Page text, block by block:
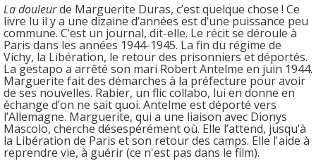
La douleurde Marguerite Duras, c’est quelque chose ! Ce
livre lu il y a une dizaine d’années est d’une puissance peu
commune. C’est un journal, dit-elle. Le récit se déroule à
Paris dans les années 1944-1945. La fin du régime de
Vichy, la Libération, le retour des prisonniers et déportés.
La gestapo a arrêté son mari Robert Antelme en juin 1944.
Marguerite fait des démarches à la préfecture pour avoir
de ses nouvelles. Rabier, un flic collabo, lui en donne en
échange d’on ne sait quoi. Antelme est déporté vers
l’Allemagne. Marguerite, qui a une liaison avec Dionys
Mascolo, cherche désespérément où. Elle l’attend, jusqu’à
la Libération de Paris et son retour des camps. Elle l'aide à
reprendre vie, à guérir (ce n'est pas dans le film).